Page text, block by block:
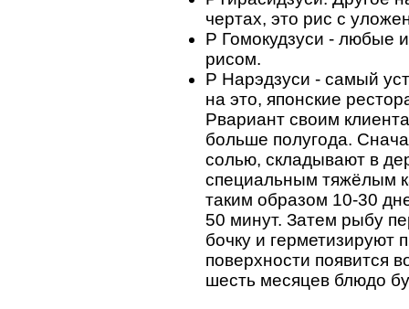
чертах, это рис с
P Гомокудзуси - любые
рисом.
P Нарэдзуси - самый
на это, японские
Pвариант своим
больше полугода.
солью, складывают в
специальным тяжёлым
таким образом 10-30
50 минут. Затем рыбу
бочку и герметизируют
поверхности появится
шесть месяцев блюдо